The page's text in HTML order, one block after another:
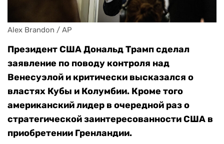
Alex Brandon / AP
Президент США Дональд Трамп сделал
заявление по поводу контроля над
Венесуэлой и критически высказался о
властях Кубы и Колумбии. Кроме того
американский лидер в очередной раз о
стратегической заинтересованности США в
приобретении Гренландии.